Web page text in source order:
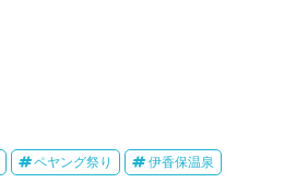
ペヤング祭り 伊香保温泉